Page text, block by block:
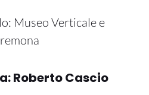
Museo Verticale e
Roberto Cascio